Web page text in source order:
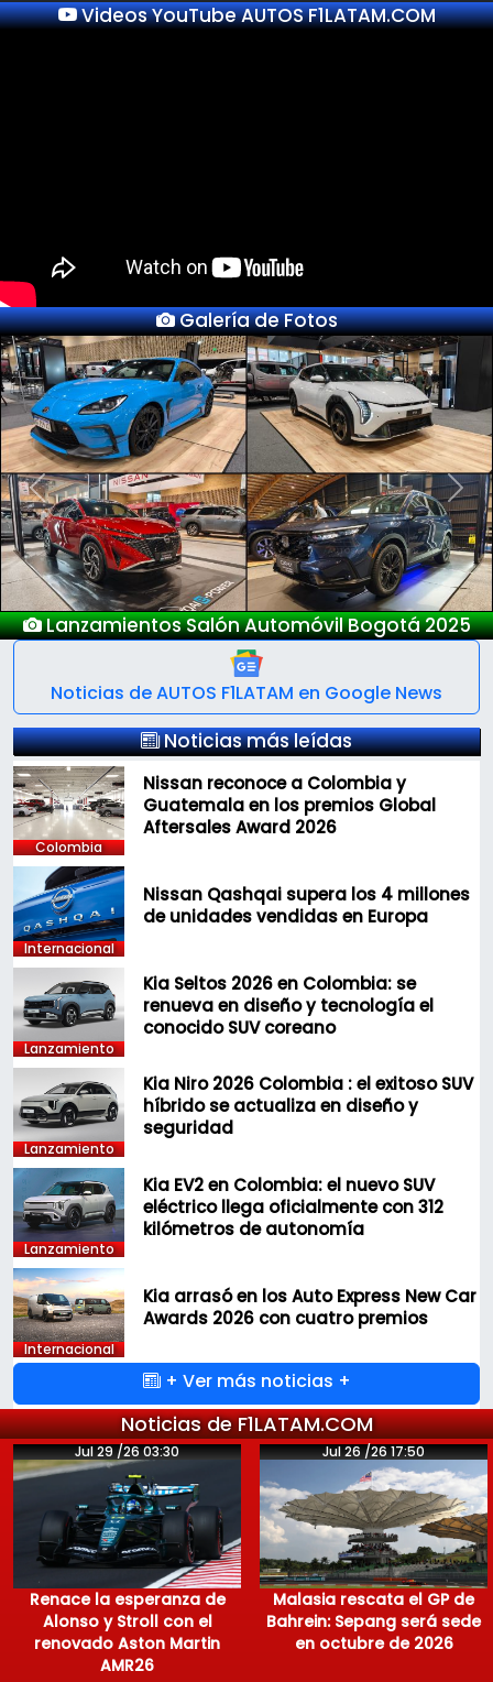
Videos YouTube AUTOS F1LATAM.COM
Galería de Fotos
Lanzamientos Salón Automóvil Bogotá 2025
Previous Next
Noticias de AUTOS F1LATAM en Google News
Noticias más leídas
Colombia
Nissan reconoce a Colombia y
Guatemala en los premios Global
Aftersales Award 2026
Internacional
Nissan Qashqai supera los 4 millones
de unidades vendidas en Europa
Lanzamiento
Kia Seltos 2026 en Colombia: se
renueva en diseño y tecnología el
conocido SUV coreano
Lanzamiento
Kia Niro 2026 Colombia : el exitoso SUV
híbrido se actualiza en diseño y
seguridad
Lanzamiento
Kia EV2 en Colombia: el nuevo SUV
eléctrico llega oficialmente con 312
kilómetros de autonomía
Internacional
Kia arrasó en los Auto Express New Car
Awards 2026 con cuatro premios
+ Ver más noticias +
Noticias de F1LATAM.COM
Jul 29 /26 03:30
Renace la esperanza de
Alonso y Stroll con el
renovado Aston Martin
AMR26
Jul 26 /26 17:50
Malasia rescata el GP de
Bahrein: Sepang será sede
en octubre de 2026